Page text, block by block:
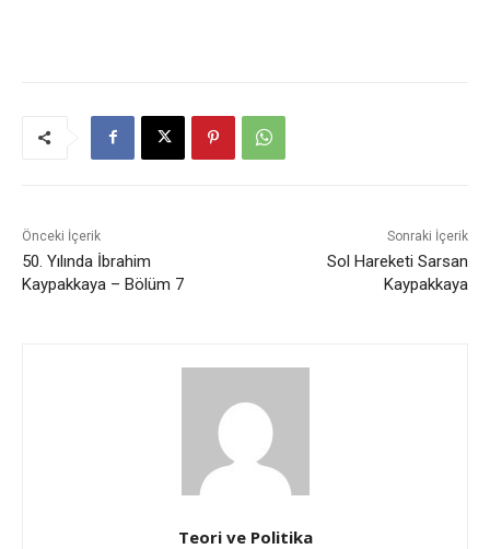
Önceki İçerik
50. Yılında İbrahim
Kaypakkaya – Bölüm 7
Sonraki İçerik
Sol Hareketi Sarsan
Kaypakkaya
Teori ve Politika